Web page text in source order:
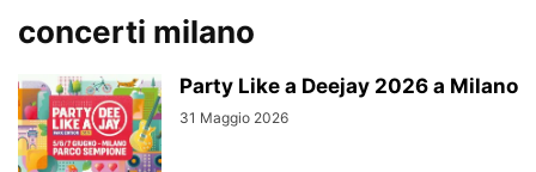
concerti milano
Party Like a Deejay 2026 a Milano
31 Maggio 2026